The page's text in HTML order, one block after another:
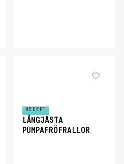
RECEPT
LÅNGJÄSTA
PUMPAFRÖFRALLOR